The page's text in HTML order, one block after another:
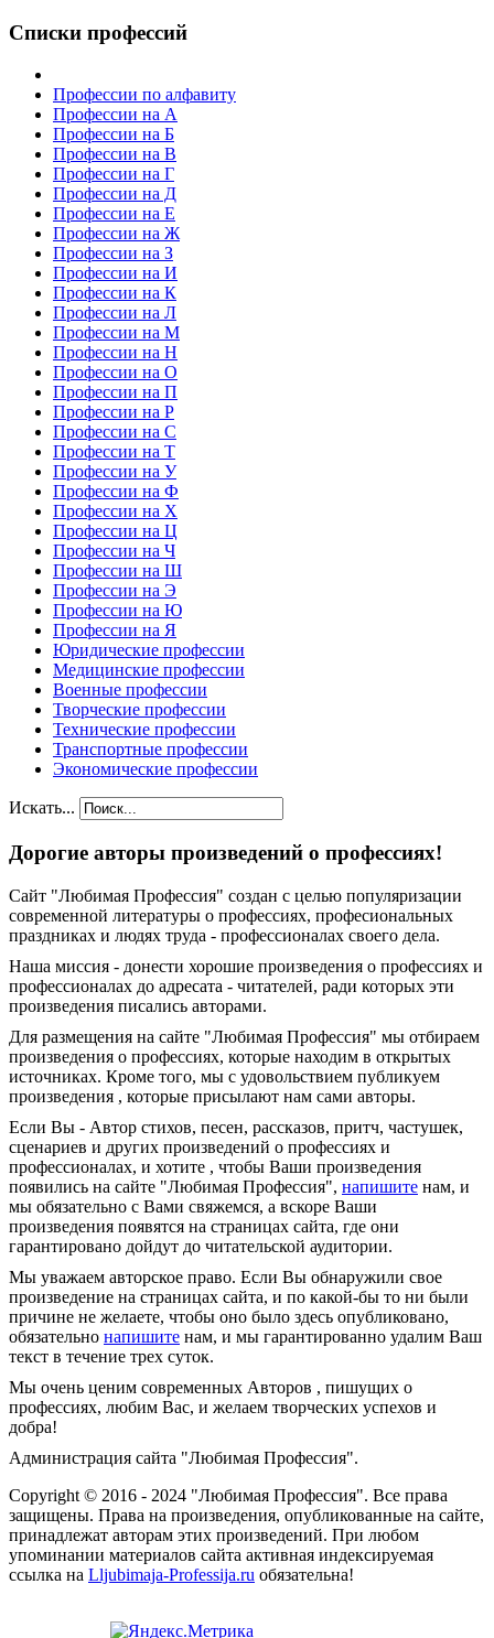
Списки профессий
Профессии по алфавиту
Профессии на А
Профессии на Б
Профессии на В
Профессии на Г
Профессии на Д
Профессии на Е
Профессии на Ж
Профессии на З
Профессии на И
Профессии на К
Профессии на Л
Профессии на М
Профессии на Н
Профессии на О
Профессии на П
Профессии на Р
Профессии на С
Профессии на Т
Профессии на У
Профессии на Ф
Профессии на Х
Профессии на Ц
Профессии на Ч
Профессии на Ш
Профессии на Э
Профессии на Ю
Профессии на Я
Юридические профессии
Медицинские профессии
Военные профессии
Творческие профессии
Технические профессии
Транспортные профессии
Экономические профессии
Искать...
Дорогие авторы произведений о профессиях!
Сайт "Любимая Профессия" создан c целью популяризации
современной литературы о профессиях, професиональных
праздниках и людях труда - профессионалах своего дела.
Наша миссия - донести хорошие произведения о профессиях и
профессионалах до адресата - читателей, ради которых эти
произведения писались авторами.
Для размещения на сайте "Любимая Профессия" мы отбираем
произведения о профессиях, которые находим в открытых
источниках. Кроме того, мы с удовольствием публикуем
произведения , которые присылают нам сами авторы.
Если Вы - Автор стихов, песен, рассказов, притч, частушек,
сценариев и других произведений о профессиях и
профессионалах, и хотите , чтобы Ваши произведения
появились на сайте "Любимая Профессия", напишите нам, и
мы обязательно с Вами свяжемся, а вскоре Ваши
произведения появятся на страницах сайта, где они
гарантировано дойдут до читательской аудитории.
Мы уважаем авторское право. Если Вы обнаружили свое
произведение на страницах сайта, и по какой-бы то ни были
причине не желаете, чтобы оно было здесь опубликовано,
обязательно напишите нам, и мы гарантированно удалим Ваш
текст в течение трех суток.
Мы очень ценим современных Авторов , пишущих о
профессиях, любим Вас, и желаем творческих успехов и
добра!
Администрация сайта "Любимая Профессия".
Copyright © 2016 - 2024 "Любимая Профессия". Все права
защищены. Права на произведения, опубликованные на сайте,
принадлежат авторам этих произведений. При любом
упоминании материалов сайта активная индексируемая
ссылка на Lljubimaja-Professija.ru обязательна!